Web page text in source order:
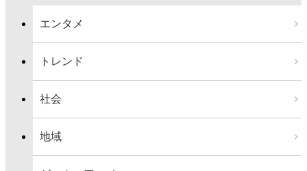
エンタメ
トレンド
社会
地域